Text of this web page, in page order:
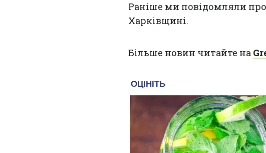
Раніше ми повідомляли про
Харківщині.
Більше новин читайте на